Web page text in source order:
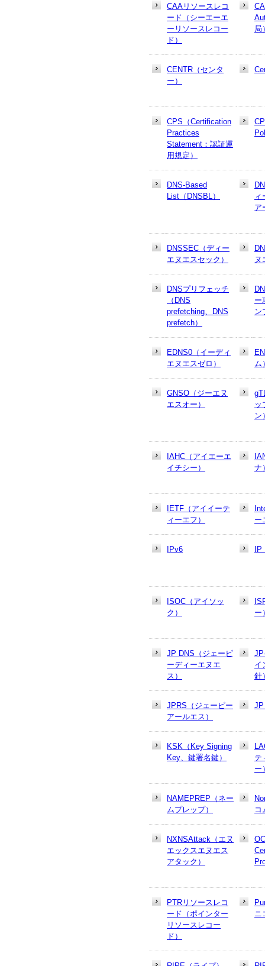
CAAリソースレコ
ード（シーエーエ
ーリソースレコー
ド）
局
CENTR（センタ
ー）
CPS（Certification
Practices
Statement：認証運
用規定）
DNS-Based
List（DNSBL）
ィ
ア
DNSSEC（ディー
エヌエスセック）
ヌ
DNSプリフェッチ
（DNS
prefetching、DNS
prefetch）
ー
ン
EDNS0（イーディ
エヌエスゼロ）
ム
GNSO（ジーエヌ
エスオー）
ッ
ン
IAHC（アイエーエ
イチシー）
ナ
IETF（アイイーテ
ィーエフ）
ー
IPv6
ISOC（アイソッ
ク）
ー
JP DNS（ジェーピ
ーディーエヌエ
ス）
イ
針
JPRS（ジェーピー
アールエス）
JP
KSK（Key Signing
Key、鍵署名鍵）
テ
ー
NAMEPREP（ネー
ムプレップ）
コ
NXNSAttack（エヌ
エックスエヌエス
アタック）
PTRリソースレコ
ード（ポインター
リソースレコー
ド）
ニ